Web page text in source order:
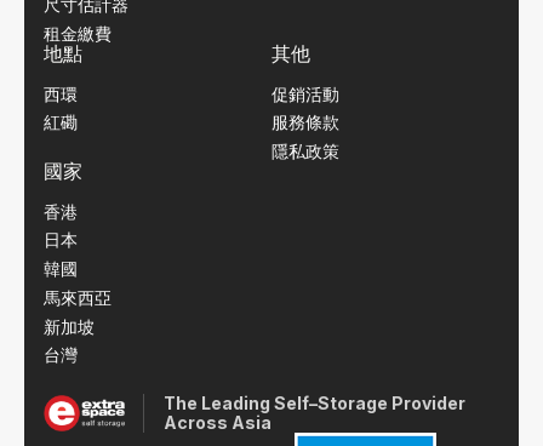
尺寸估計器
租金繳費
地點
西環
紅磡
其他
促銷活動
服務條款
隱私政策
國家
香港
日本
韓國
馬來西亞
新加坡
台灣
The Leading Self–Storage Provider
Across Asia